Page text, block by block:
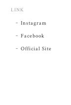
LINK
Instagram
Facebook
Official Site